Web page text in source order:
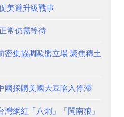
美避升級戰事
常仍需等待
密集協調歐盟立場 聚焦稀土
國採購美國大豆陷入停滯
灣網紅「八炯」「閩南狼」